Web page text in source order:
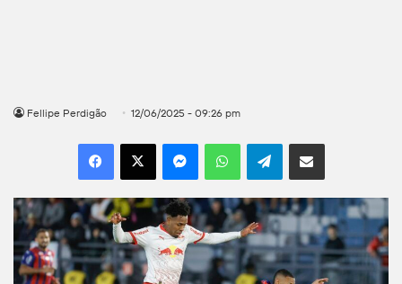
Fellipe Perdigão 12/06/2025 - 09:26 pm
Facebook
X MessengerWhatsAppTelegramCompartilhar por e-mail